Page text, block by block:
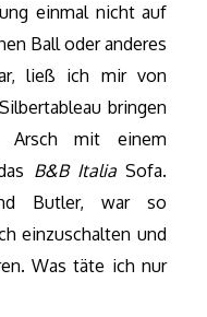
einmal nicht auf
Ball oder anderes
ließ ich mir von
bringen
Arsch mit einem
B&B ItaliaSofa.
Butler, war so
einzuschalten und
Was täte ich nur